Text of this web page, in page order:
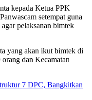
kepada Ketua PPK
setempat guna
pelaksanan bimtek
yang akan ikut bimtek di
dan Kecamatan
7 DPC, Bangkitkan